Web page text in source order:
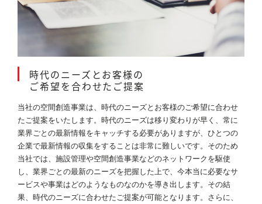
時代のニーズとお客様の
ご希望を合わせたご提案
当社の空間創造事業は、時代のニーズとお客様のご希望に合わせ
たご提案をいたします。時代のニーズは移り変わりが早く、常に
業界ごとの最新情報をキャッチする必要がありますが、ひとつの
企業で最新情報の収集をすることは非常に難しいです。そのため
当社では、施設管理や空間創造事業などのネットワークを駆使
し、業界ごとの最新のニーズを把握した上で、今本当に必要なサ
ービスや事業はどのようなものなのかを導き出します。その結
果、時代のニーズに合わせたご提案が可能となります。さらに、